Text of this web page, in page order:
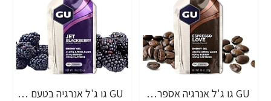
GU גו ג'ל אנרגיה אספרסו 32 גרם - 24 יחידות
GU גו ג'ל אנרגיה בטעם פטל שחור 32 גרם - 24 יחידות